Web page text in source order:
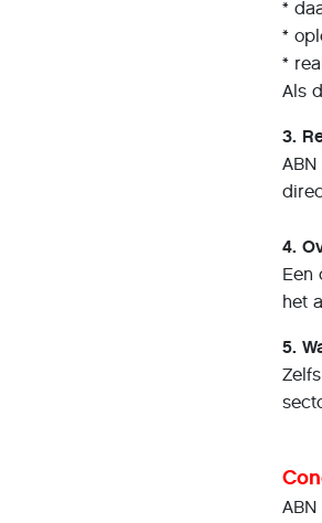
*
*
*
Als
3.
4.
Een
het
5.